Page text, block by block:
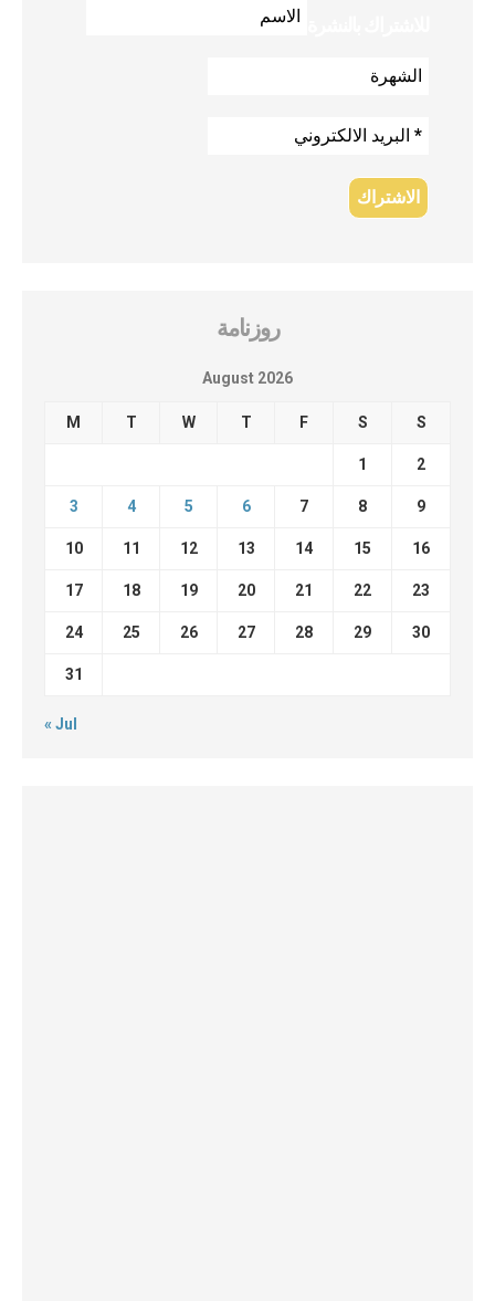
روزنامة
August 2026
M T W T F S S
1 2
3 4 5 6 7 8 9
10 11 12 13 14 15 16
17 18 19 20 21 22 23
24 25 26 27 28 29 30
31
« Jul